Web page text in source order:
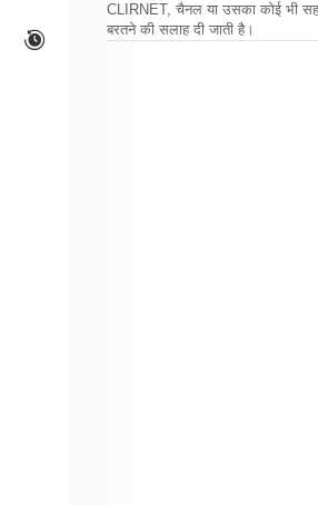
CLIRNET, चैनल या उसका कोई भी
बरतने की सलाह दी जाती है।